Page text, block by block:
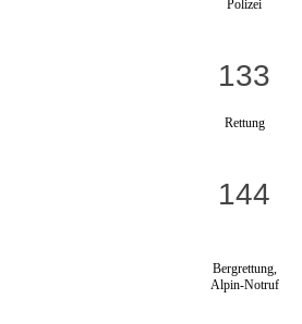
Polizei
133
Rettung
144
Bergrettung,
Alpin-Notruf